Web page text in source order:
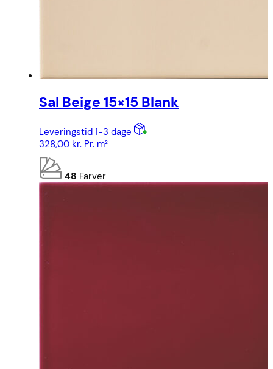
Sal Beige 15×15 Blank
Leveringstid 1-3 dage
328,00 kr. Pr. m²
48 Farver